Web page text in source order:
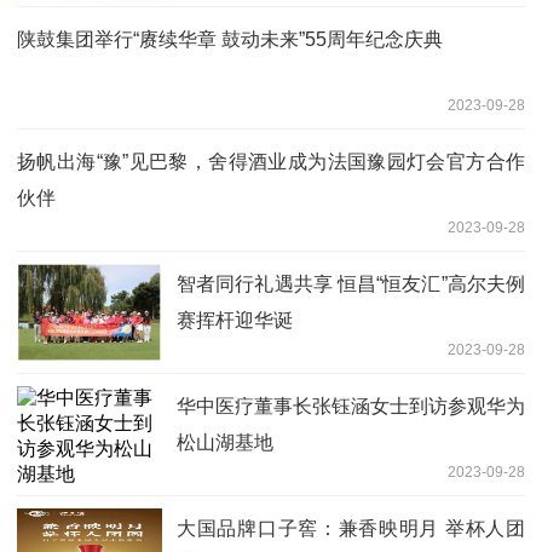
陕鼓集团举行“赓续华章 鼓动未来”55周年纪念庆典
2023-09-28
扬帆出海“豫”见巴黎，舍得酒业成为法国豫园灯会官方合作
伙伴
2023-09-28
智者同行礼遇共享 恒昌“恒友汇”高尔夫例
赛挥杆迎华诞
2023-09-28
华中医疗董事长张钰涵女士到访参观华为
松山湖基地
2023-09-28
大国品牌口子窖：兼香映明月 举杯人团